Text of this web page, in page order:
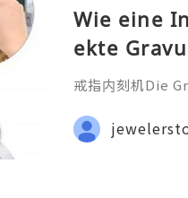
Wie eine
ekte
戒指内刻机Die
iche Botschaft,
nderen Satz